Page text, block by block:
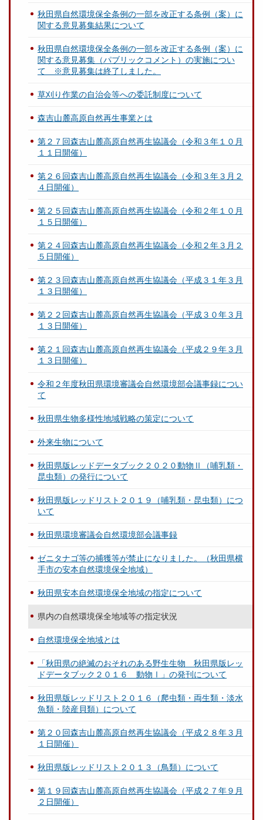
秋田県自然環境保全条例の一部を改正する条例（案）に
関する意見募集結果について
秋田県自然環境保全条例の一部を改正する条例（案）に
関する意見募集（パブリックコメント）の実施につい
て ※意見募集は終了しました。
草刈り作業の自治会等への委託制度について
森吉山麓高原自然再生事業とは
第２７回森吉山麓高原自然再生協議会（令和３年１０月
１１日開催）
第２６回森吉山麓高原自然再生協議会（令和３年３月２
４日開催）
第２５回森吉山麓高原自然再生協議会（令和２年１０月
１５日開催）
第２４回森吉山麓高原自然再生協議会（令和２年３月２
５日開催）
第２３回森吉山麓高原自然再生協議会（平成３１年３月
１３日開催）
第２２回森吉山麓高原自然再生協議会（平成３０年３月
１３日開催）
第２１回森吉山麓高原自然再生協議会（平成２９年３月
１３日開催）
令和２年度秋田県環境審議会自然環境部会議事録につい
て
秋田県生物多様性地域戦略の策定について
外来生物について
秋田県版レッドデータブック２０２０動物Ⅱ（哺乳類・
昆虫類）の発行について
秋田県版レッドリスト２０１９（哺乳類・昆虫類）につ
いて
秋田県環境審議会自然環境部会議事録
ゼニタナゴ等の捕獲等が禁止になりました。（秋田県横
手市の安本自然環境保全地域）
秋田県安本自然環境保全地域の指定について
県内の自然環境保全地域等の指定状況
自然環境保全地域とは
「秋田県の絶滅のおそれのある野生生物 秋田県版レッ
ドデータブック２０１６ 動物Ⅰ」の発刊について
秋田県版レッドリスト２０１６（爬虫類・両生類・淡水
魚類・陸産貝類）について
第２０回森吉山麓高原自然再生協議会（平成２８年３月
１日開催）
秋田県版レッドリスト２０１３（鳥類）について
第１９回森吉山麓高原自然再生協議会（平成２７年９月
２日開催）